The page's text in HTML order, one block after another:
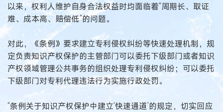
以来，权利人维护自身合法权益时均面临着“周期长、取证
难、成本高、赔偿低”的问题。
对此，《条例》要求建立专利侵权纠纷等快速处理机制，规
定负责知识产权保护的主管部门可以委托下级部门或者知识
产权领域管理公共事务的组织处理专利侵权纠纷；可以委托
下级部门对专利代理违法行为实施行政处罚。
“条例关于知识产权保护中建立‘快速通道’的规定，切实回应